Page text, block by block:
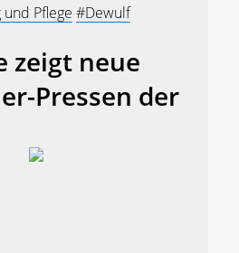
Pflege #Dewulf
zeigt neue
Pressen der